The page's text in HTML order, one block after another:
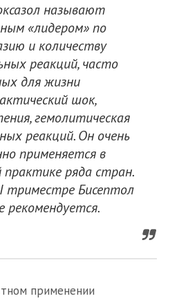
называют
«лидером» по
и количеству
реакций, часто
для жизни
шок,
гемолитическая
реакций. Он очень
применяется в
ряда стран.
триместре Бисептол
рекомендуется.
применении